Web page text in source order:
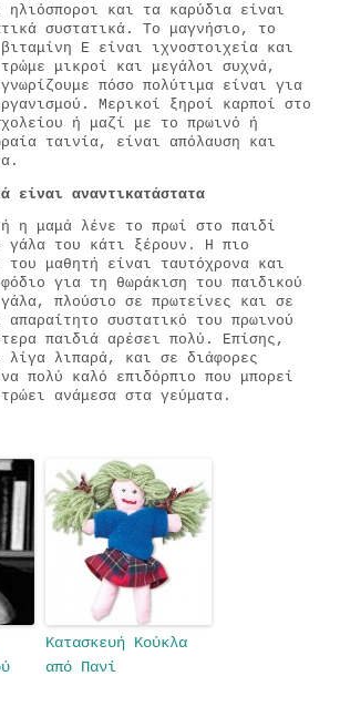
και τα καρύδια είναι
συστατικά. Το μαγνήσιο, το
Ε είναι ιχνοστοιχεία και
μικροί και μεγάλοι συχνά,
πόσο πολύτιμα είναι για
Μερικοί ξηροί καρποί στο
ή μαζί με το πρωινό ή
ταινία, είναι απόλαυση και
είναι αναντικατάστατα
η μαμά λένε το πρωί στο παιδί
γάλα του κάτι ξέρουν. Η πιο
του μαθητή είναι ταυτόχρονα και
για τη θωράκιση του παιδικού
πλούσιο σε πρωτείνες και σε
συστατικό του πρωινού
παιδιά αρέσει πολύ. Επίσης,
λίγα λιπαρά, και σε διάφορες
πολύ καλό επιδόρπιο που μπορεί
ανάμεσα στα γεύματα.
Κατασκευή Κούκλα
από Πανί